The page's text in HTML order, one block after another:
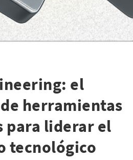
el
herramientas
para liderar el
tecnológico